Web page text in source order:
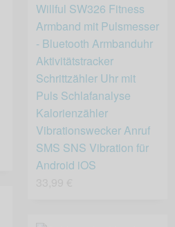
Willful SW326 Fitness
Armband mit Pulsmesser
- Bluetooth Armbanduhr
Aktivitätstracker
Schrittzähler Uhr mit
Puls Schlafanalyse
Kalorienzähler
Vibrationswecker Anruf
SMS SNS Vibration für
Android iOS